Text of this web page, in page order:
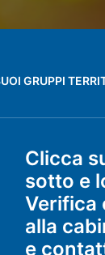
GRUPPI
Clicca
sotto e
Verifica
alla
e